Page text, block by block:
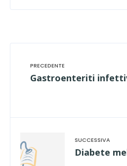
Gastroenteriti
Diabete